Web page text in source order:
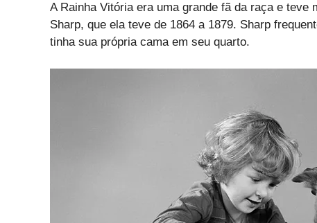
A Rainha Vitória era uma grande fã da raça e
Sharp, que ela teve de 1864 a 1879. Sharp
tinha sua própria cama em seu quarto.